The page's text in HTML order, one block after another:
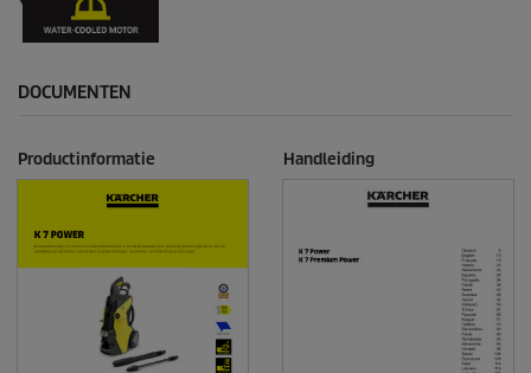
DOCUMENTEN
Productinformatie Handleiding